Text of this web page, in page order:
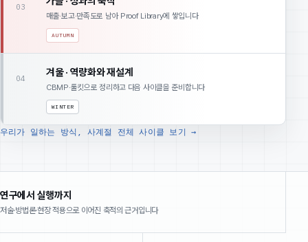
03
매출·보고·만족도로 남아 Proof Library에 쌓입니다
AUTUMN
04
겨울 · 역량화와 재설계
CBMP·툴킷으로 정리하고 다음 사이클을 준비합니다
WINTER
우리가 일하는 방식, 사계절 전체 사이클 보기 →
연구에서 실행까지
저술·방법론·현장 적용으로 이어진 축적의 근거입니다